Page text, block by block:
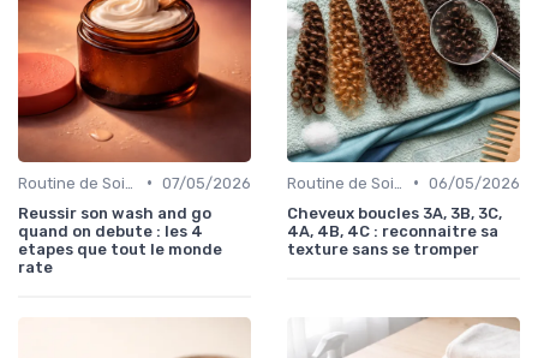
• 07/05/2026
Reussir son wash and go
quand on debute : les 4
etapes que tout le monde
rate
• 06/05/2026
Cheveux boucles 3A, 3B, 3C,
4A, 4B, 4C : reconnaitre sa
texture sans se tromper